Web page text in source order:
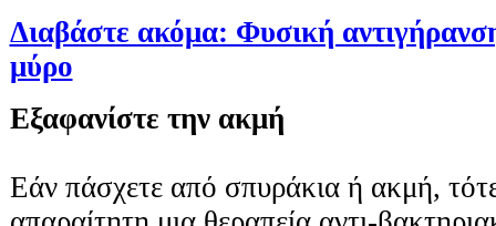
Διαβάστε ακόμα: Φυσική
μύρο
Εξαφανίστε την ακμή
Εάν πάσχετε από σπυράκια ή ακμή, τότε